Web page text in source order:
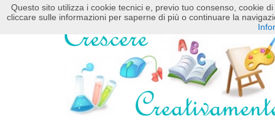
HOME POSTS RSS COMMENTS RSS
Questo sito utilizza i cookie tecnici e, previo tuo consenso, cookie
cliccare sulle informazioni per saperne di più o continuare la